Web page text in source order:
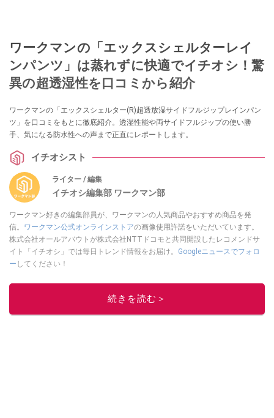
ワークマンの「エックスシェルターレイ
ンパンツ」は蒸れずに快適でイチオシ！驚
異の超透湿性を口コミから紹介
ワークマンの「エックスシェルター(R)超透放湿サイドフルジップレインパン
ツ」を口コミをもとに徹底紹介。透湿性能や両サイドフルジップの使い勝
手、気になる防水性への声まで正直にレポートします。
イチオシスト
ライター / 編集
イチオシ編集部 ワークマン部
ワークマン好きの編集部員が、ワークマンの人気商品やおすすめ商品を発
信。 ワークマン公式オンラインストアの画像使用許諾をいただいています。
株式会社オールアバウトが株式会社NTTドコモと共同開設したレコメンドサ
イト「イチオシ」では毎日トレンド情報をお届け。 Googleニュースでフォロ
ー してください！
このイチオシストの他の記事を読む
続きを読む＞